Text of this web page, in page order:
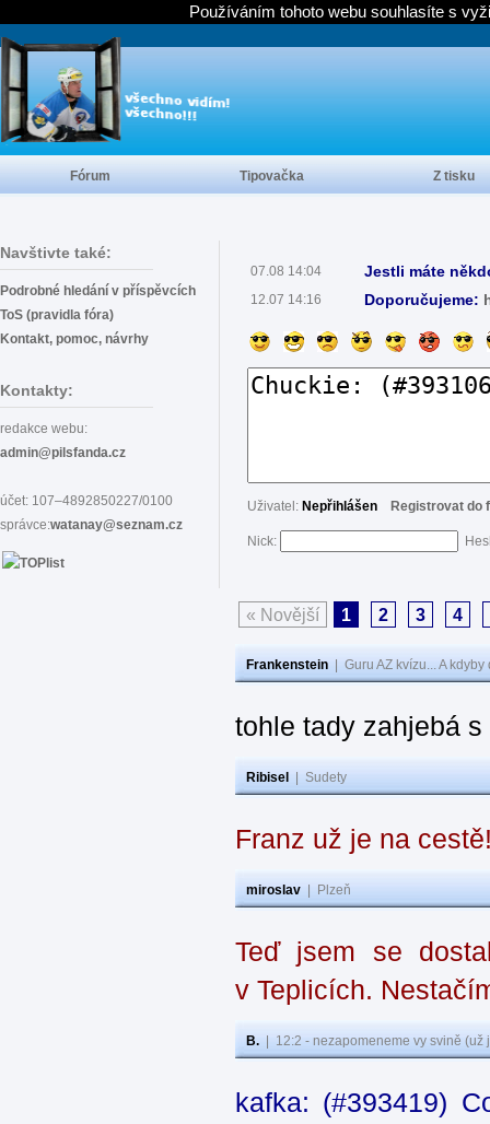
Navštivte také:
Podrobné hledání v příspěvcích
ToS (pravidla fóra)
Kontakt, pomoc, návrhy
Kontakty:
redakce webu:
admin@pilsfanda.cz
účet: 107–4892850227/0100
správce:watanay@seznam.cz
07.08 14:04 Jestli máte
12.07 14:16 Doporučujeme:
Uživatel: Nepřihlášen Registrovat do
Nick:
« Novější 1 2 3 4
Frankenstein Guru AZ kvízu... A
tohle tady zahjebá
Ribisel Sudety
Franz už je na
miroslav Plzeň
Teď jsem se
v Teplicích.
B. 12:2 - nezapomeneme vy svině
kafka: (#393419)
Fórum Tipovačka Z tisku
Používáním tohoto webu souhlasíte s